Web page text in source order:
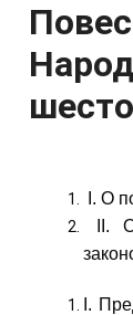
I. О
II. О
I.